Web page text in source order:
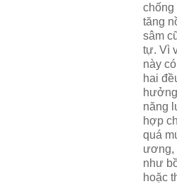
chống
tăng
sâm
tự. Vì
này
hai
năng
hợp
quá
ương,
như
hoặc